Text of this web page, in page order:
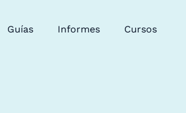
Guías Informes Cursos